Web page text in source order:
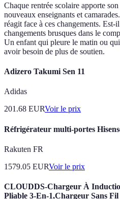
Chaque rentrée scolaire apporte
nouveaux enseignants et
réagit face à ces changements.
changements brusques dans le
Un enfant qui pleure le matin ou
avoir besoin de plus de soutien.
Adizero Takumi Sen 11
Adidas
201.68 EURVoir le prix
Réfrigérateur multi-portes
Rakuten FR
1579.05 EURVoir le prix
CLOUDDS-Chargeur À
Pliable 3-En-1,Chargeur Sans